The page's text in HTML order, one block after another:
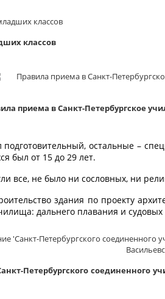
классов
приема в Санкт-Петербургское
остальные –
был от 15 до 29 лет.
все, не было ни сословных, ни
здания по проекту
дальнего плавания и
Петербургского соединенного